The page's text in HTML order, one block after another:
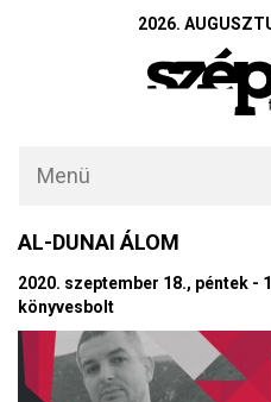
2026.
Menü
AL-DUNAI ÁLOM
2020. szeptember 18., péntek -
könyvesbolt